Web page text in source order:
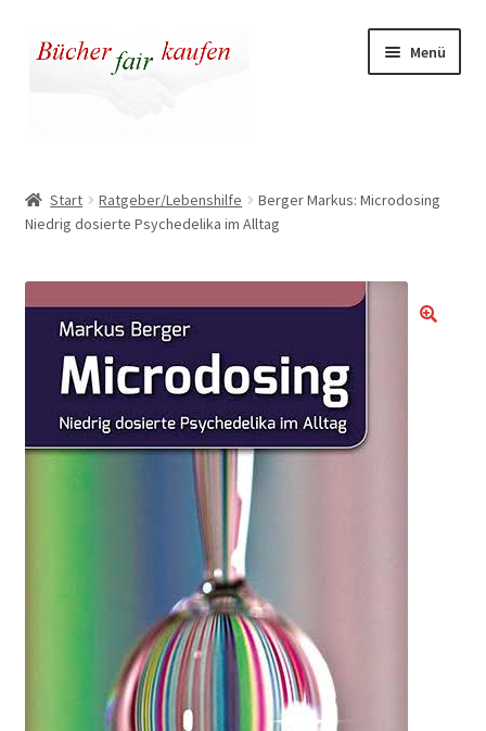
Zur
Navigation
Zum
Inhalt
Menü
Kasse
Warenkorb
Warum fair kaufen
Start Ratgeber/Lebenshilfe
Berger Markus: Microdosing
Niedrig dosierte Psychedelika im Alltag